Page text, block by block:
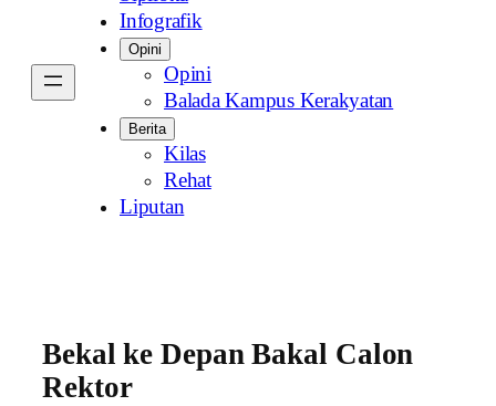
Infografik
Opini
Opini
Balada Kampus Kerakyatan
Berita
Kilas
Rehat
Liputan
Bekal ke Depan Bakal Calon
Rektor